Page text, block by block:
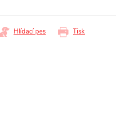
Tisk
Hlídací pes